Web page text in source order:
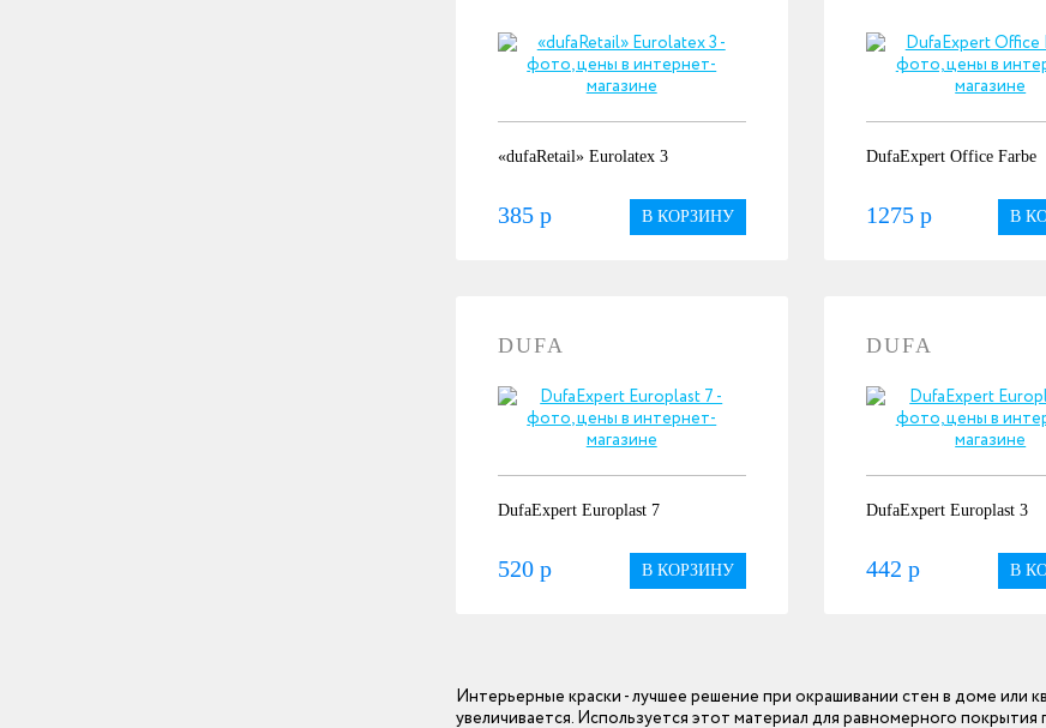
«dufaRetail» Eurolatex 3
В КОРЗИНУ
385 р
DufaExpert Office Farbe
В
1275 р
DUFA
DufaExpert Europlast 7
В КОРЗИНУ
520 р
DUFA
DufaExpert Europlast 3
В
442 р
Интерьерные краски - лучшее решение при окрашивании стен в доме или
увеличивается. Используется этот материал для равномерного покрытия